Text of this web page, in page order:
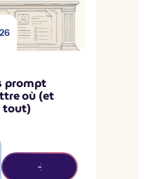
prompt
où (et
tout)